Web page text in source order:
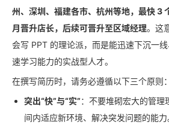
州、深圳、福建各市、杭州等地，最快 3
月晋升店长，后续可晋升至区域经理。这
会写 PPT 的理论派，而是能迅速下沉一
速学习能力的实战型人才。
在撰写简历时，请务必遵循以下三个原则：
突出“快”与“实”：不要堆砌宏大的管理
间内适应新环境、解决突发问题的能